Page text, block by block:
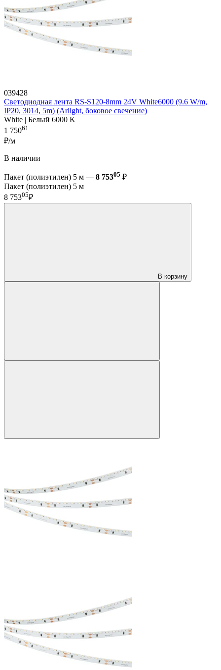
039428
Светодиодная лента RS-S120-8mm 24V White6000 (9.6 W/m,
IP20, 3014, 5m) (Arlight, боковое свечение)
White | Белый 6000 K
1 75061
₽/м
В наличии
Пакет (полиэтилен) 5 м — 8 75305 ₽
Пакет (полиэтилен) 5 м
8 75305₽
В корзину